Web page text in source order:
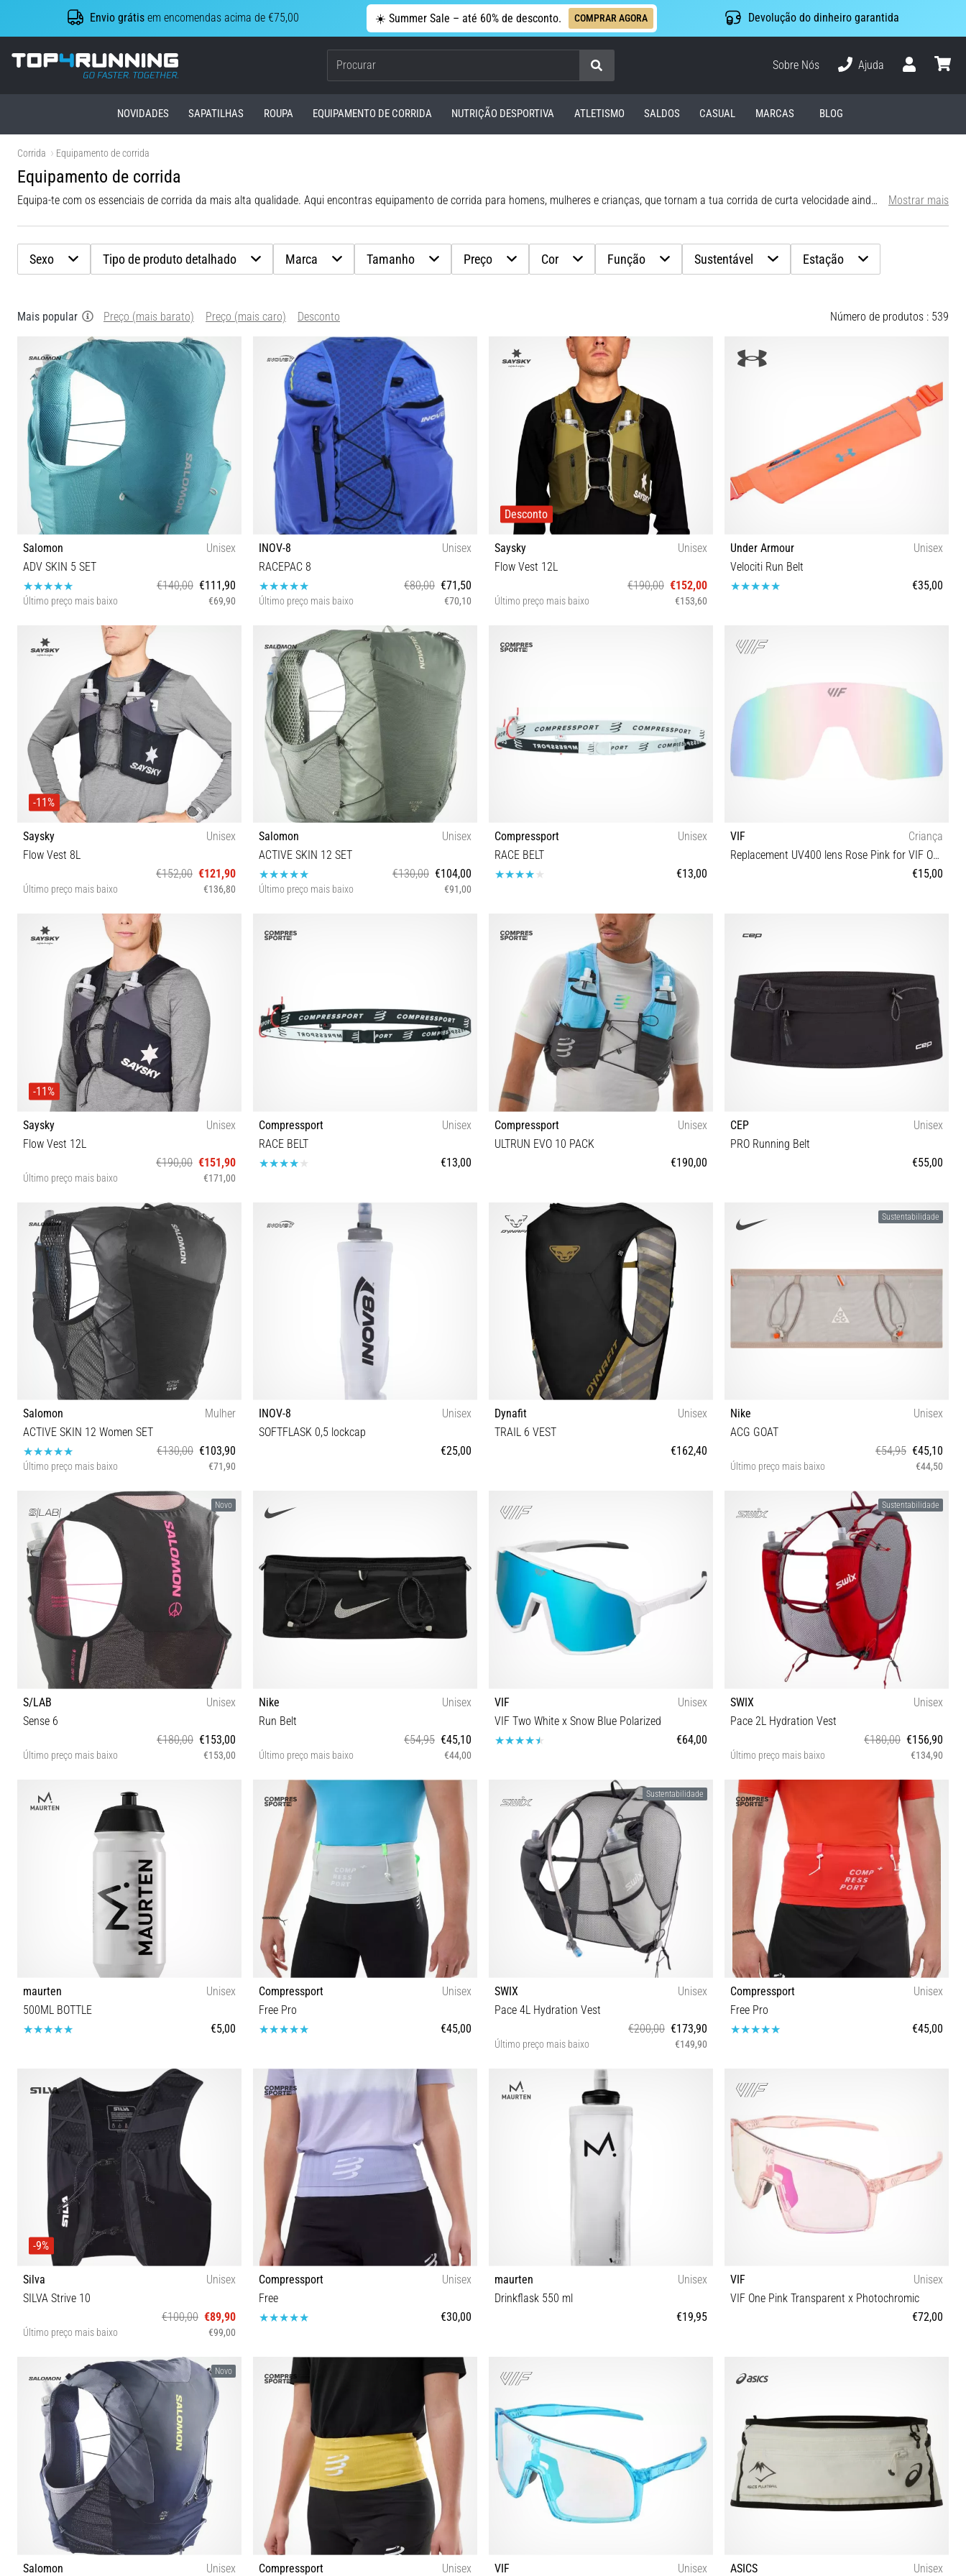
Envio grátis em encomendas acima de €75,00 ☀️ Summer Sale – até 60% de desconto. COMPRAR AGORA Devolução do dinheiro garantida
Top4Running.pt
Procurar
Sobre Nós
Ajuda
NOVIDADES SAPATILHAS ROUPA EQUIPAMENTO DE CORRIDA NUTRIÇÃO DESPORTIVA ATLETISMO SALDOS CASUAL MARCAS BLOG
Corrida Equipamento de corrida
Equipamento de corrida
Equipa-te com os essenciais de corrida da mais alta qualidade. Aqui encontras equipamento de corrida para homens, mulheres e crianças, que tornam a tua corrida de curta velocidade ainda mais rápida e o treino de corrida de longa resistência para uma maratona ou triatlo mais agradável. Mostrar mais
Sexo Tipo de produto detalhado Marca Tamanho Preço Cor Função Sustentável Estação
Mais popular Preço (mais barato) Preço (mais caro) Desconto Número de produtos : 539
Salomon
Unisex
ADV SKIN 5 SET
€140,00 €111,90
Último preço mais baixo €69,90
INOV-8
Unisex
RACEPAC 8
€80,00 €71,50
Último preço mais baixo €70,10
L M S
Desconto
Saysky
Unisex
Flow Vest 12L
€190,00 €152,00
Último preço mais baixo €153,60
Under Armour
Unisex
Velociti Run Belt
€35,00
-11%
Saysky
Unisex
Flow Vest 8L
€152,00 €121,90
Último preço mais baixo €136,80
S M
Salomon
Unisex
ACTIVE SKIN 12 SET
€130,00 €104,00
Último preço mais baixo €91,00
Compressport
Unisex
RACE BELT
€13,00
OS
VIF
Criança
Replacement UV400 lens Rose Pink for VIF One Kids glasses
€15,00
-11%
Saysky
Unisex
Flow Vest 12L
€190,00 €151,90
Último preço mais baixo €171,00
S M
Compressport
Unisex
RACE BELT
€13,00
OS
Compressport
Unisex
ULTRUN EVO 10 PACK
€190,00
S M
CEP
Unisex
PRO Running Belt
€55,00
Salomon
Mulher
ACTIVE SKIN 12 Women SET
€130,00 €103,90
Último preço mais baixo €71,90
L XL
INOV-8
Unisex
SOFTFLASK 0,5 lockcap
€25,00
Dynafit
Unisex
TRAIL 6 VEST
€162,40
Sustentabilidade
Nike
Unisex
ACG GOAT
€54,95 €45,10
Último preço mais baixo €44,50
XS S M L XL
Novo
S/LAB
Unisex
Sense 6
€180,00 €153,00
Último preço mais baixo €153,00
XS M L XL
Nike
Unisex
Run Belt
€54,95 €45,10
Último preço mais baixo €44,00
VIF
Unisex
VIF Two White x Snow Blue Polarized
€64,00
Tamanho universal
Sustentabilidade
SWIX
Unisex
Pace 2L Hydration Vest
€180,00 €156,90
Último preço mais baixo €134,90
maurten
Unisex
500ML BOTTLE
€5,00
Tamanho universal
Compressport
Unisex
Free Pro
€45,00
Sustentabilidade
SWIX
Unisex
Pace 4L Hydration Vest
€200,00 €173,90
Último preço mais baixo €149,90
S/M L/XL
Compressport
Unisex
Free Pro
€45,00
-9%
Silva
Unisex
SILVA Strive 10
€100,00 €89,90
Último preço mais baixo €99,00
XS S M L
Compressport
Unisex
Free
€30,00
maurten
Unisex
Drinkflask 550 ml
€19,95
VIF
Unisex
VIF One Pink Transparent x Photochromic
€72,00
Novo
Salomon Unisex Compressport Unisex VIF Unisex ASICS Unisex